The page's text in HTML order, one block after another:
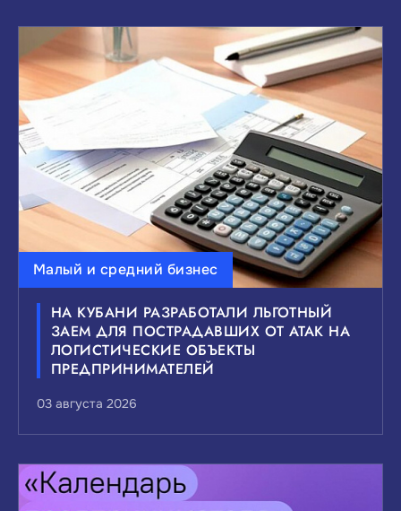
Малый и средний бизнес
НА КУБАНИ РАЗРАБОТАЛИ ЛЬГОТНЫЙ
ЗАЕМ ДЛЯ ПОСТРАДАВШИХ ОТ АТАК НА
ЛОГИСТИЧЕСКИЕ ОБЪЕКТЫ
ПРЕДПРИНИМАТЕЛЕЙ
03 августа 2026